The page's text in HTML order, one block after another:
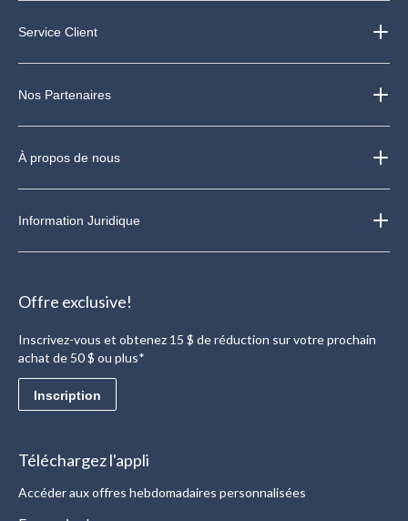
Service Client
Nos Partenaires
À propos de nous
Information Juridique
Offre exclusive!
Inscrivez-vous et obtenez 15 $ de réduction sur votre prochain
achat de 50 $ ou plus*
Inscription
Téléchargez l'appli
Accéder aux offres hebdomadaires personnalisées